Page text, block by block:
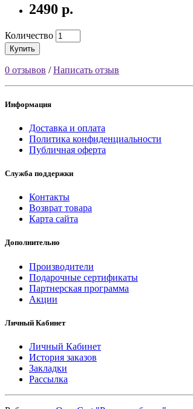
2490 р.
Количество
Купить
0 отзывов /Написать отзыв
Информация
Доставка и оплата
Политика конфиденциальности
Публичная оферта
Служба поддержки
Контакты
Возврат товара
Карта сайта
Дополнительно
Производители
Подарочные сертификаты
Партнерская программа
Акции
Личный Кабинет
Личный Кабинет
История заказов
Закладки
Рассылка